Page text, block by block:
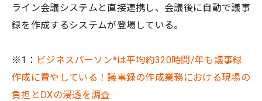
ライン会議システムと直接連携し、会議後に自動で議事
録を作成するシステムが登場している。
※1： ビジネスパーソン*は平均約320時間/年も議事録
作成に費やしている！議事録の作成業務における現場の
負担とDXの浸透を調査